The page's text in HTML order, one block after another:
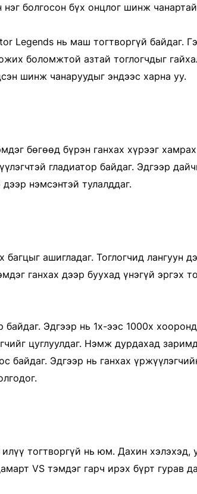
нэг болгосон бүх онцлог шинж
Legends нь маш тогтворгүй байдаг.
боломжтой азтай тоглогчдыг
шинж чанаруудыг эндээс харна уу.
бөгөөд бүрэн ганхах хүрээг хамрах
гладиатор байдаг. Эдгээр
нэмсэнтэй тулалддаг.
ашигладаг. Тоглогчид лангуун
ганхах дээр буухад үнэгүй эргэх
Эдгээр нь 1x-ээс 1000x хооронд
цуглуулдаг. Нэмж дурдахад
байдаг. Эдгээр нь ганхах
тогтворгүй нь юм. Дахин хэлэхэд,
VS тэмдэг гарч ирэх бүрт гурав